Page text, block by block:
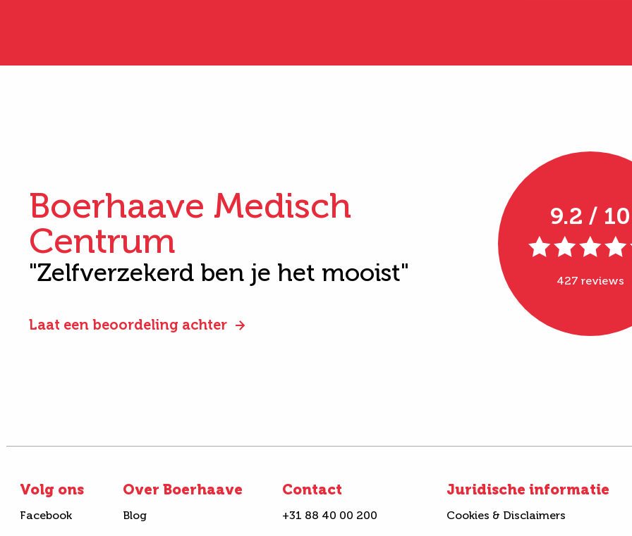
Boerhaave Medisch
Centrum
"Zelfverzekerd ben je het mooist"
9.2 / 10
427 reviews
Laat een beoordeling achter
Volg ons
Facebook
Over Boerhaave
Blog
Contact
+31 88 40 00 200
Juridische informatie
Cookies & Disclaimers